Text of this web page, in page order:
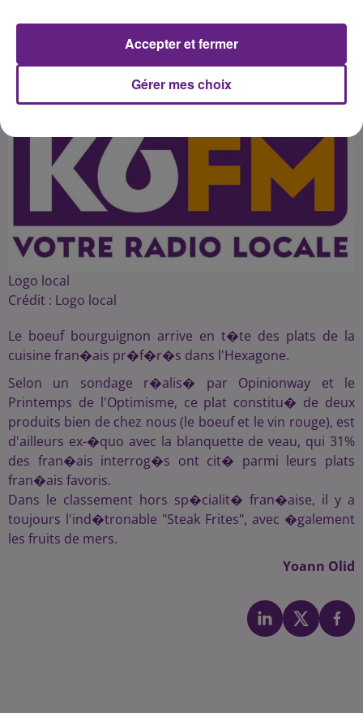
Publié : 22 février 2016 à 16h27 par 45
Logo local
Crédit : Logo local
Le boeuf bourguignon arrive en t�te des plats de la
cuisine fran�ais pr�f�r�s dans l'Hexagone.
Selon un sondage r�alis� par Opinionway et le
Printemps de l'Optimisme, ce plat constitu� de deux
produits bien de chez nous (le boeuf et le vin rouge), est
d'ailleurs ex-�quo avec la blanquette de veau, qui 31%
des fran�ais interrog�s ont cit� parmi leurs plats
fran�ais favoris.
Dans le classement hors sp�cialit� fran�aise, il y a
toujours l'ind�tronable "Steak Frites", avec �galement
les fruits de mers.
Yoann Olid
Gérer mes choix
Accepter et fermer